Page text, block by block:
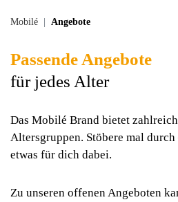
Mobilé Angebote
Passende Angebote
für jedes Alter
Das Mobilé Brand bietet
Altersgruppen. Stöbere mal
etwas für dich dabei.
Zu unseren offenen Angeboten